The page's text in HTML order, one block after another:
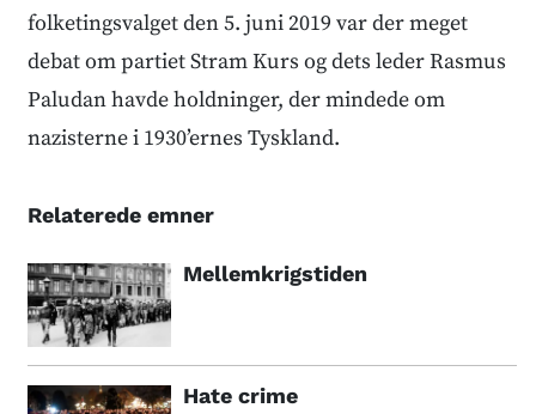
folketingsvalget den 5. juni 2019 var der meget
debat om partiet Stram Kurs og dets leder Rasmus
Paludan havde holdninger, der mindede om
nazisterne i 1930’ernes Tyskland.
Relaterede emner
Mellemkrigstiden
Hate crime